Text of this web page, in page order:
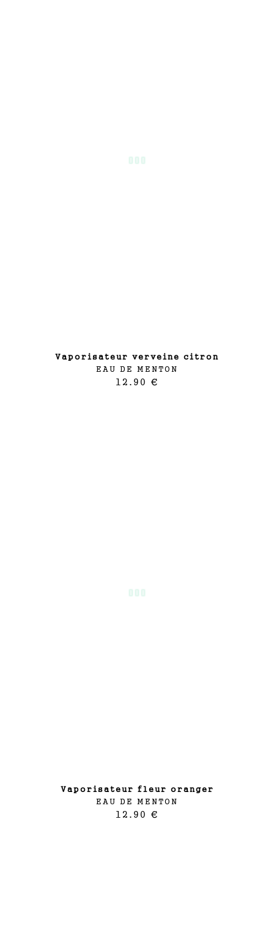
vaporisateur verveine citron
EAU DE MENTON
12.90 €
vaporisateur fleur oranger
EAU DE MENTON
12.90 €